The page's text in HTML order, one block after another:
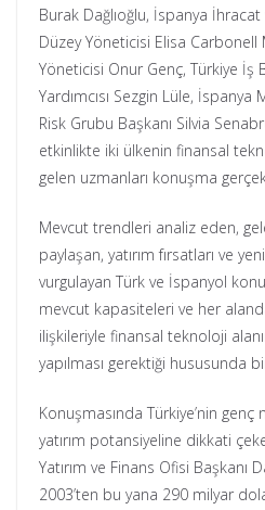
Burak Dağlıoğlu, İspanya İhracat
Düzey Yöneticisi Elisa Carbonell
Yöneticisi Onur Genç, Türkiye İş
Yardımcısı Sezgin Lüle,
Risk Grubu Başkanı Silvia
etkinlikte iki ülkenin finansal
gelen uzmanları konuşma
Mevcut trendleri analiz eden,
paylaşan, yatırım fırsatları ve
vurgulayan Türk ve İspanyol
mevcut kapasiteleri ve her
ilişkileriyle finansal teknoloji
yapılması gerektiği hususunda
Konuşmasında Türkiye’nin
yatırım potansiyeline dikkati
Yatırım ve Finans Ofisi Başkanı
2003’ten bu yana 290 milyar